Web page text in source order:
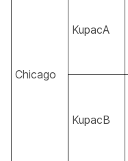
Chicago
KupacA
KupacB